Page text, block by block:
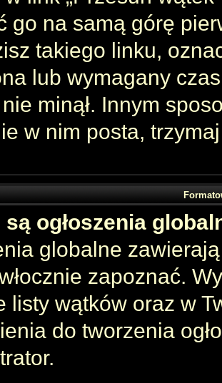
go na samą górę
takiego linku,
lub wymagany
minął. Innym
w nim posta,
są ogłoszenia
globalne
zapoznać.
listy wątków oraz w
do tworzenia